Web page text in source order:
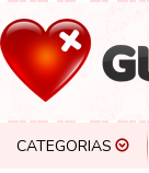
CATEGORIAS